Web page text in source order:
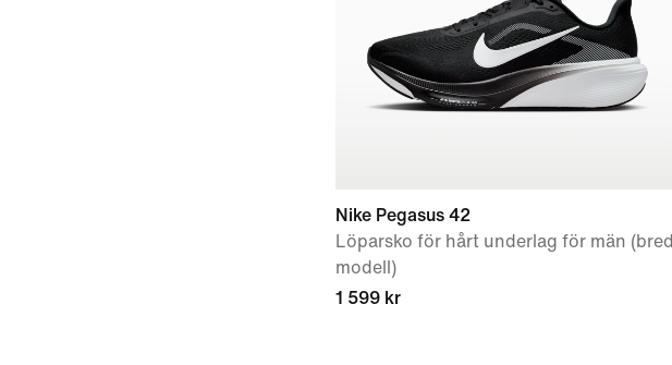
Nike Pegasus 42
Löparsko för hårt underlag för män (bred
modell)
1 599 kr